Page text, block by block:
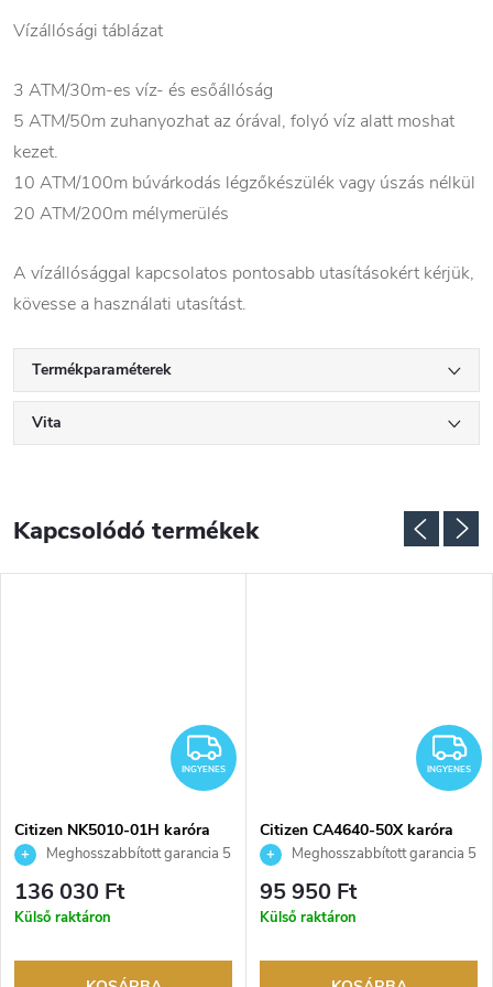
Vízállósági táblázat
3 ATM/30m-es víz- és esőállóság
5 ATM/50m zuhanyozhat az órával, folyó víz alatt moshat
kezet.
10 ATM/100m búvárkodás légzőkészülék vagy úszás nélkül
20 ATM/200m mélymerülés
A vízállósággal kapcsolatos pontosabb utasításokért kérjük,
kövesse a használati utasítást.
Termékparaméterek
Vita
Kapcsolódó termékek
INGYENES
INGYENES
Citizen NK5010-01H karóra
Meghosszabbított garancia 5
évre. Akár 100 napos
visszaküldési lehetőség. Hivatalos
136 030 Ft
Külső raktáron
INGYENES
Citizen CA4640-50X karóra
Meghosszabbított garancia 5
évre. Akár 100 napos
visszaküldési lehetőség. Hivatalos
95 950 Ft
Külső raktáron